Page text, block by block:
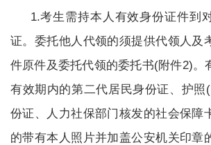
1.考生需持本人有效身份证件到
证。委托他人代领的须提供代领人及
件原件及委托代领的委托书(附件2)。
有效期内的第二代居民身份证、护照
份证、人力社保部门核发的社会保障
的带有本人照片并加盖公安机关印章